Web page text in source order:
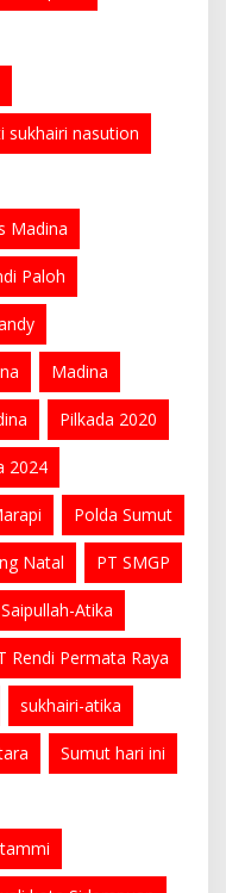
sukhairi nasution
Madina
Paloh
Madina
Pilkada 2020
2024
Polda Sumut
Natal PT SMGP
Saipullah-Atika
Rendi Permata Raya
sukhairi-atika
Sumut hari ini